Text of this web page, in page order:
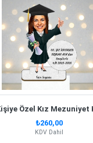
₺260,00
KDV Dahil